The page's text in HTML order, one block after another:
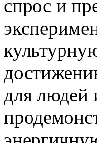
спрос и
для людей